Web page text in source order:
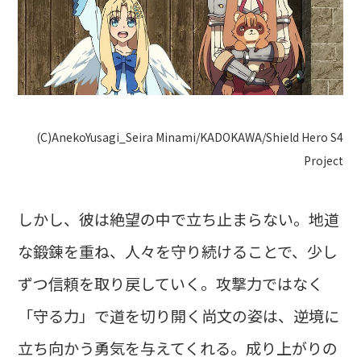
(C)AnekoYusagi_Seira Minami/KADOKAWA/Shield Hero S4
Project
しかし、彼は絶望の中で立ち止まらない。地道
な鍛錬を重ね、人々を守り続けることで、少し
ずつ信頼を取り戻していく。攻撃力ではなく
「守る力」で道を切り開く尚文の姿は、逆境に
立ち向かう勇気を与えてくれる。成り上がりの